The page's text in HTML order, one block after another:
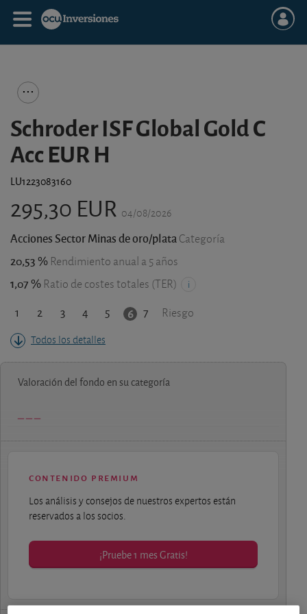
Schroder ISF Global Gold C
Acc EUR H
LU1223083160
295,30 EUR 04/08/2026
Acciones Sector Minas de oro/plataCategoría
20,53 % Rendimiento anual a 5 años
1,07 % Ratio de costes totales (TER)
1 2 3 4 5 6 7 Riesgo
Todos los detalles
Valoración del fondo en su categoría
contenido premium
Los análisis y consejos de nuestros expertos están
reservados a los socios.
¡Pruebe 1 mes Gratis!